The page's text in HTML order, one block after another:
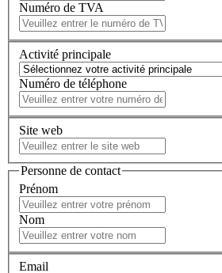
Numéro de TVA
Activité principale
Numéro de téléphone
Site web
Personne de contact
Prénom
Nom
Email